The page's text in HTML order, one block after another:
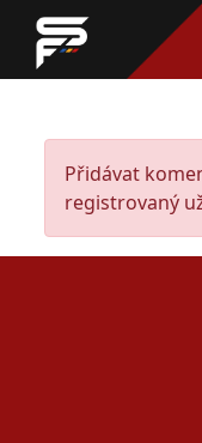
Přidávat
registrovaný